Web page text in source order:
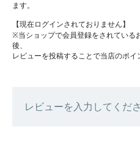
ます。
【現在ログインされておりません】
※当ショップで会員登録をされている
後、
レビューを投稿することで当店のポイ
レビューを入力してくださ